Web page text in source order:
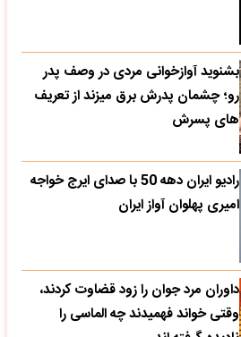
بشنوید آوازخوانی مردی در وصف پدر
رو؛ چشمان پدرش برق میزند از تعریف
های پسرش
رادیو ایران دهه 50 با صدای ایرج خواجه
امیری پهلوان آواز ایران
داوران مرد جوان را زود قضاوت کردند،
وقتی خواند فهمیدند چه الماسی را